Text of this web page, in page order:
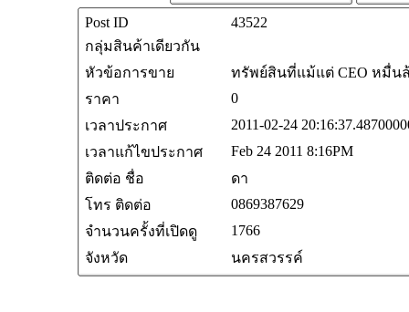
Post ID
43522
กลุ่มสินค้าเดียวกัน
หัวข้อการขาย
ทรัพย์สินที่แม้แต่ CEO หมื่น
ราคา
0
เวลาประกาศ
2011-02-24
เวลาแก้ไขประกาศ
Feb 24 2011 8:16PM
ติดต่อ ชื่อ
ดา
โทร ติดต่อ
0869387629
จำนวนครั้งที่เปิดดู
1766
จังหวัด
นครสวรรค์